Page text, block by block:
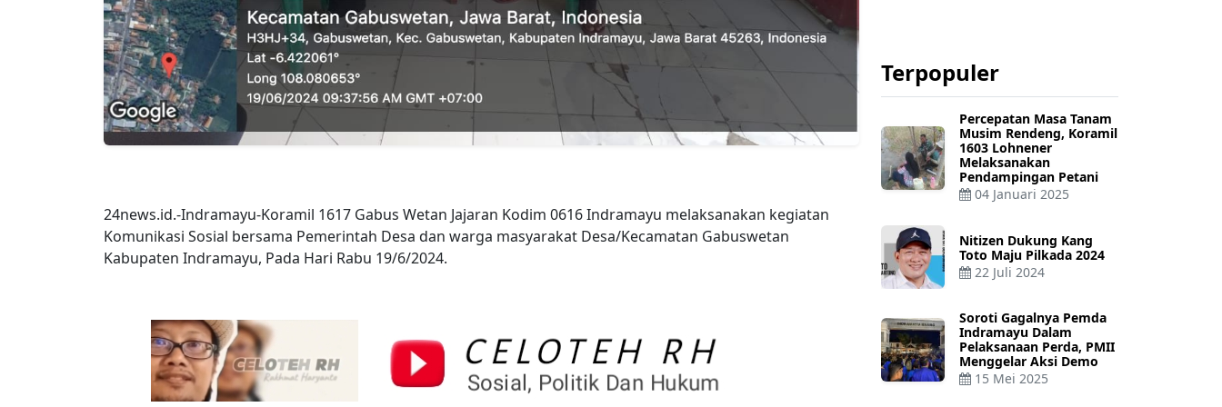
24news.id.-Indramayu-Koramil 1617 Gabus Wetan Jajaran Kodim 0616 Indramayu melaksanakan kegiatan
Komunikasi Sosial bersama Pemerintah Desa dan warga masyarakat Desa/Kecamatan Gabuswetan
Kabupaten Indramayu, Pada Hari Rabu 19/6/2024.
Terpopuler
Percepatan Masa Tanam
Musim Rendeng, Koramil
1603 Lohnener
Melaksanakan
Pendampingan Petani
04 Januari 2025
Nitizen Dukung Kang
Toto Maju Pilkada 2024
22 Juli 2024
Soroti Gagalnya Pemda
Indramayu Dalam
Pelaksanaan Perda, PMII
Menggelar Aksi Demo
15 Mei 2025